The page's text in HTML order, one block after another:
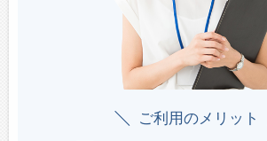
ご利用のメリット